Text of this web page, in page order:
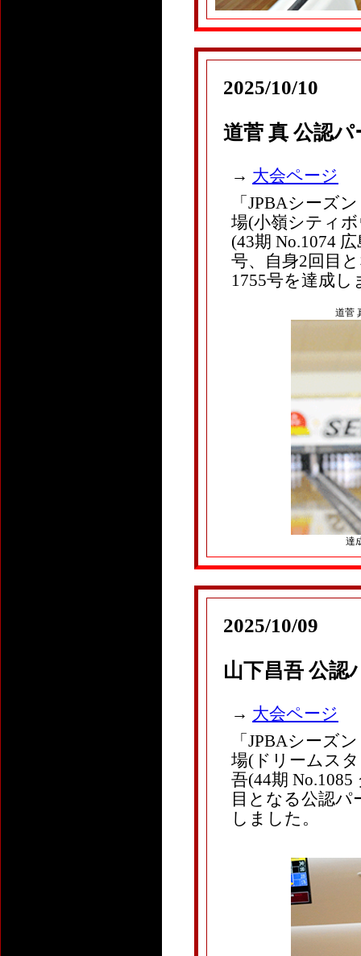
2025/10/10
道菅 真 公認
→ 大会ページ
「JPBAシーズ
場(小嶺シティ
(43期 No.1074
号、自身2回目
1755号を達成し
道菅
達
2025/10/09
山下昌吾 公認
→ 大会ページ
「JPBAシーズ
場(ドリームス
吾(44期
目となる公認パ
しました。